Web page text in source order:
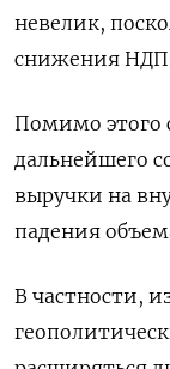
невелик,
снижения
Помимо этого
дальнейшего
выручки на
падения
В частности,